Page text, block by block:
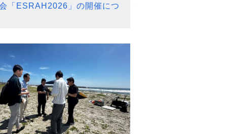
「ESRAH2026」の開催につ